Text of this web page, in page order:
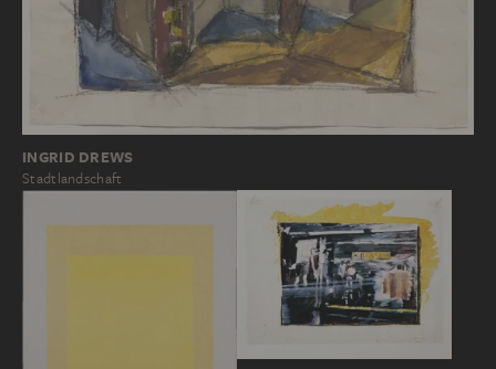
INGRID DREWS
Stadtlandschaft